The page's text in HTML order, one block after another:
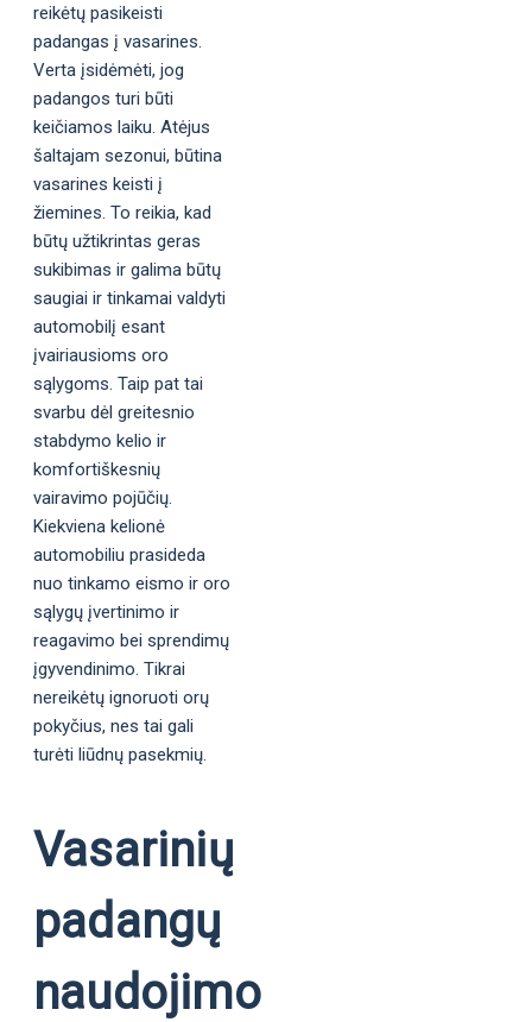
reikėtų pasikeisti
padangas į vasarines.
Verta įsidėmėti, jog
padangos turi būti
keičiamos laiku. Atėjus
šaltajam sezonui, būtina
vasarines keisti į
žiemines. To reikia, kad
būtų užtikrintas geras
sukibimas ir galima būtų
saugiai ir tinkamai valdyti
automobilį esant
įvairiausioms oro
sąlygoms. Taip pat tai
svarbu dėl greitesnio
stabdymo kelio ir
komfortiškesnių
vairavimo pojūčių.
Kiekviena kelionė
automobiliu prasideda
nuo tinkamo eismo ir oro
sąlygų įvertinimo ir
reagavimo bei sprendimų
įgyvendinimo. Tikrai
nereikėtų ignoruoti orų
pokyčius, nes tai gali
turėti liūdnų pasekmių.
Vasarinių
padangų
naudojimo